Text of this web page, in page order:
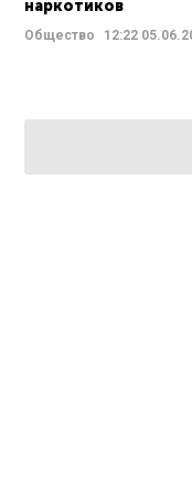
наркотиков
Общество 12:22